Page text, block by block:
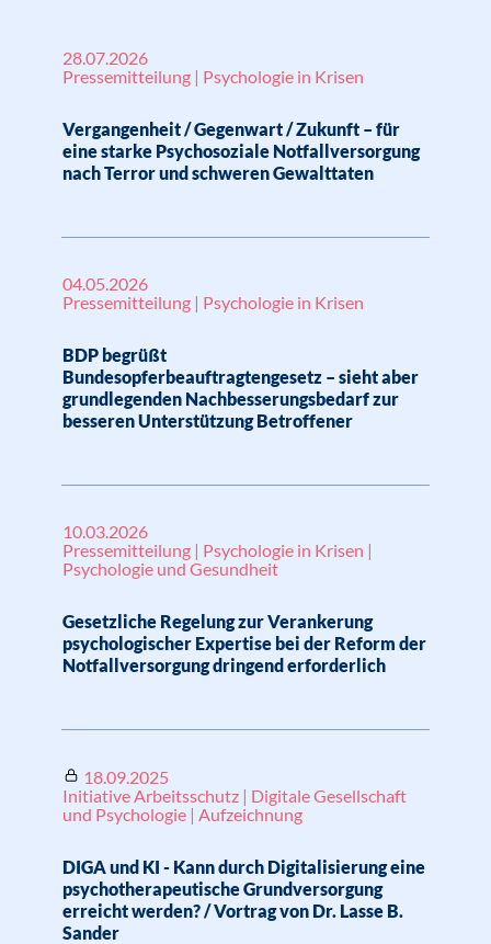
28.07.2026
Pressemitteilung | Psychologie in Krisen
Vergangenheit / Gegenwart / Zukunft – für
eine starke Psychosoziale Notfallversorgung
nach Terror und schweren Gewalttaten
04.05.2026
Pressemitteilung | Psychologie in Krisen
BDP begrüßt
Bundesopferbeauftragtengesetz – sieht aber
grundlegenden Nachbesserungsbedarf zur
besseren Unterstützung Betroffener
10.03.2026
Pressemitteilung | Psychologie in Krisen |
Psychologie und Gesundheit
Gesetzliche Regelung zur Verankerung
psychologischer Expertise bei der Reform der
Notfallversorgung dringend erforderlich
18.09.2025
Initiative Arbeitsschutz | Digitale Gesellschaft
und Psychologie | Aufzeichnung
DIGA und KI - Kann durch Digitalisierung eine
psychotherapeutische Grundversorgung
erreicht werden? / Vortrag von Dr. Lasse B.
Sander